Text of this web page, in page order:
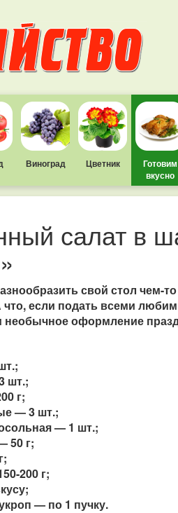
Виноград Цветник
Готовим
вкусно
салат в
свой стол
если подать всеми
необычное оформление
шт.;
г;
— 3 шт.;
— 1 шт.;
50 г;
200 г;
— по 1 пучку.